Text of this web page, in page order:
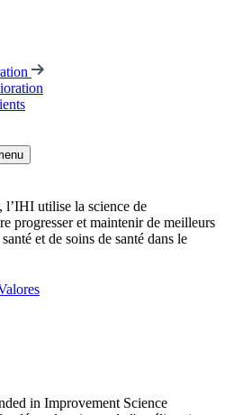
l’IHI utilise la science de
progresser et maintenir de meilleurs
et de soins de santé dans le